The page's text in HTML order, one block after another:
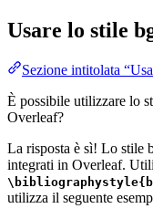
Usare lo stile
Sezione intitolata
È possibile utilizzare lo
Overleaf?
La risposta è sì! Lo stile
integrati in Overleaf.
utilizza il seguente